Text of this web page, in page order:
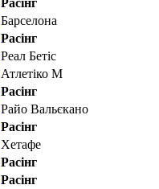
Барселона
Расінг
Реал Бетіс
Атлетіко М
Расінг
Райо Вальєкано
Расінг
Хетафе
Расінг
Расінг